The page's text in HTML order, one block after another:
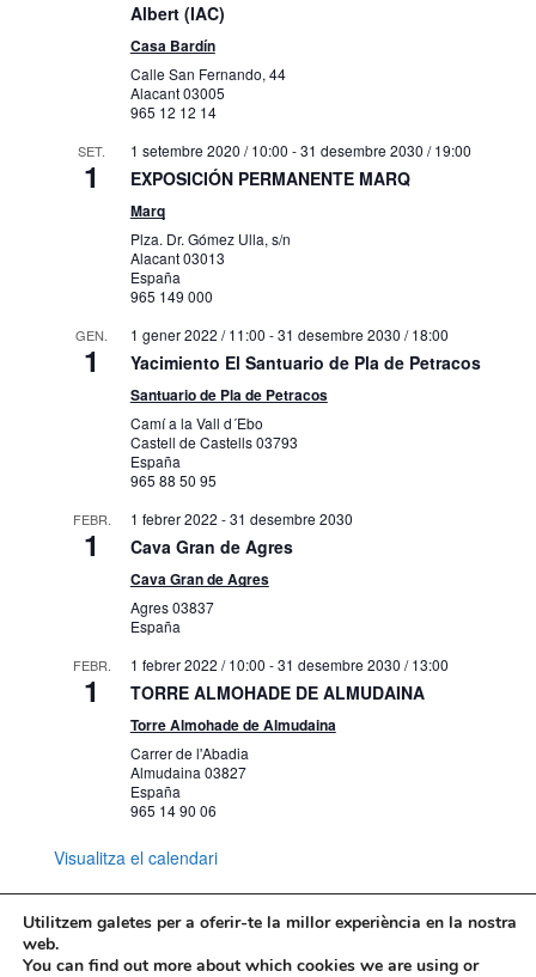
Albert (IAC)
Casa Bardín
Calle San Fernando, 44
Alacant03005
965 12 12 14
SET.
1
1 setembre 2020 / 10:00 -31 desembre 2030 / 19:00
EXPOSICIÓN PERMANENTE MARQ
Marq
Plza. Dr. Gómez Ulla, s/n
Alacant03013
España
965 149 000
GEN.
1
1 gener 2022 / 11:00 -31 desembre 2030 / 18:00
Yacimiento El Santuario de Pla de Petracos
Santuario de Pla de Petracos
Camí a la Vall d´Ebo
Castell de Castells03793
España
965 88 50 95
FEBR.
1
1 febrer 2022 -31 desembre 2030
Cava Gran de Agres
Cava Gran de Agres
Agres03837
España
FEBR.
1
1 febrer 2022 / 10:00 -31 desembre 2030 / 13:00
TORRE ALMOHADE DE ALMUDAINA
Torre Almohade de Almudaina
Carrer de l'Abadia
Almudaina 03827
España
965 14 90 06
Visualitza el calendari
Mapa web Política de Privacidad
Utilitzem galetes per a oferir-te la millor experiència en la nostra
web.
You can find out more about which cookies we are using or